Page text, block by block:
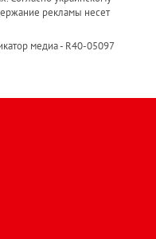
рекламы несет
медиа - R40-05097